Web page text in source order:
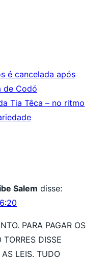
é cancelada após
de Codó
Tia Têca – no ritmo
Salem disse:
PARA PAGAR OS
TORRES DISSE
LEIS. TUDO